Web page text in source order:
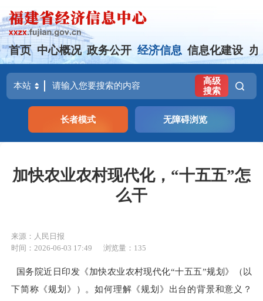
首页 中心概况 政务公开 经济信息 信息化建设 办
高级
搜索
长者模式 无障碍浏览
加快农业农村现代化，“十五五”怎
么干
来源：人民日报
时间：2026-06-03 17:49
浏览量：135
国务院近日印发《加快农业农村现代化“十五五”规划》（以
下简称《规划》）。如何理解《规划》出台的背景和意义？